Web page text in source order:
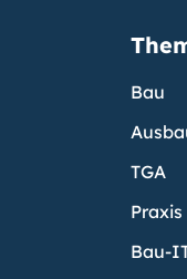
Bau
TGA
Praxis
Bau-